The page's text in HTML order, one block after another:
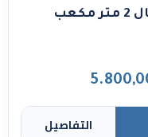
التفاصيل